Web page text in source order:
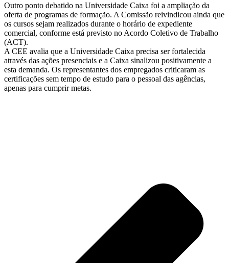
Outro ponto debatido na Universidade Caixa foi a ampliação da
oferta de programas de formação. A Comissão reivindicou ainda que
os cursos sejam realizados durante o horário de expediente
comercial, conforme está previsto no Acordo Coletivo de Trabalho
(ACT).
A CEE avalia que a Universidade Caixa precisa ser fortalecida
através das ações presenciais e a Caixa sinalizou positivamente a
esta demanda. Os representantes dos empregados criticaram as
certificações sem tempo de estudo para o pessoal das agências,
apenas para cumprir metas.